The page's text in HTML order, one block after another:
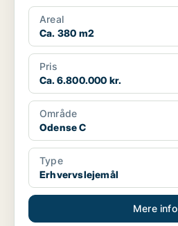
Areal
Ca. 380 m2
Pris
Ca. 6.800.000 kr.
Område
Odense C
Type
Erhvervslejemål
Mere info